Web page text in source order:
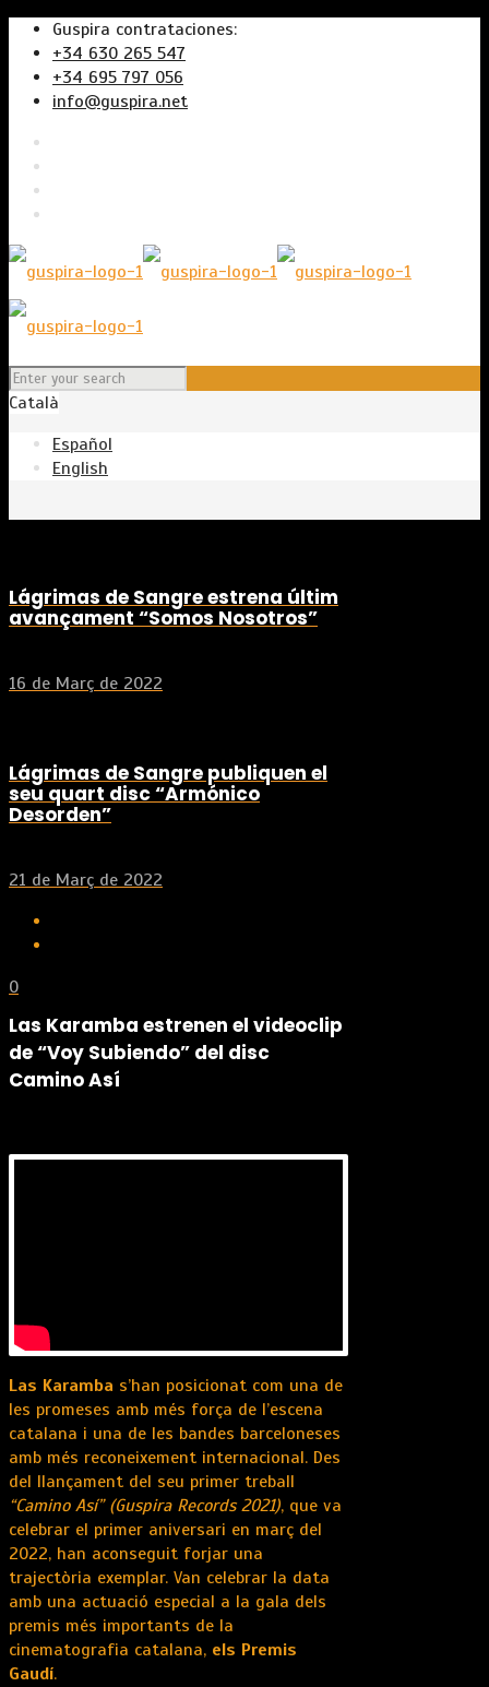
Guspira contrataciones:
+34 630 265 547
+34 695 797 056
info@guspira.net
Català
Español
English
Lágrimas de Sangre estrena últim
avançament “Somos Nosotros”
16 de Març de 2022
Lágrimas de Sangre publiquen el
seu quart disc “Armónico
Desorden”
21 de Març de 2022
0
Las Karamba estrenen el videoclip
de “Voy Subiendo” del disc
Camino Así
Las Karamba s’han posicionat com una de
les promeses amb més força de l’escena
catalana i una de les bandes barceloneses
amb més reconeixement internacional. Des
del llançament del seu primer treball
“Camino Así” (Guspira Records 2021), que va
celebrar el primer aniversari en març del
2022, han aconseguit forjar una
trajectòria exemplar. Van celebrar la data
amb una actuació especial a la gala dels
premis més importants de la
cinematografia catalana, els Premis
Gaudí.